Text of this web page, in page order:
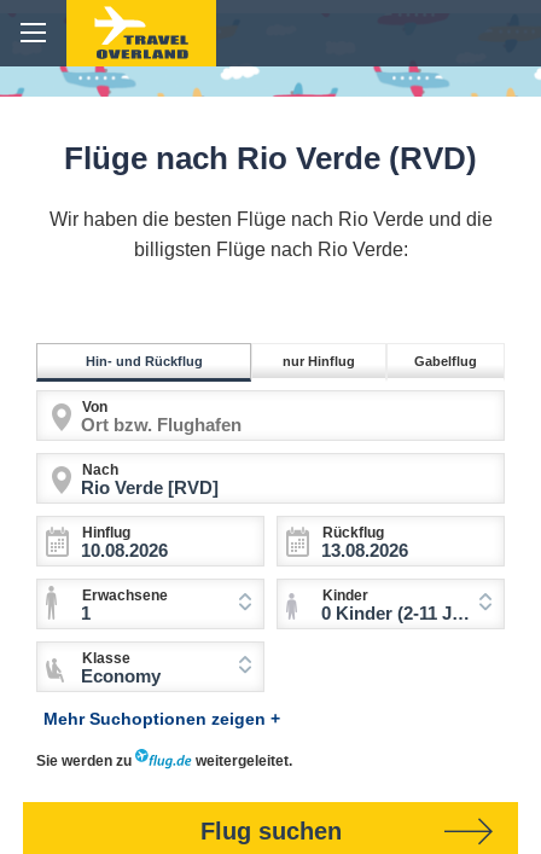
Flüge nach Rio Verde (RVD)
Wir haben die besten Flüge nach Rio Verde und die
billigsten Flüge nach Rio Verde:
Hin- und Rückflug nur Hinflug Gabelflug
Von
Nach
Hinflug Rückflug
Erwachsene
1
Kinder
0 Kinder (2-11 Jahre)
Klasse
Economy
Mehr Suchoptionen zeigen +
Sie werden zu weitergeleitet.
Flug suchen